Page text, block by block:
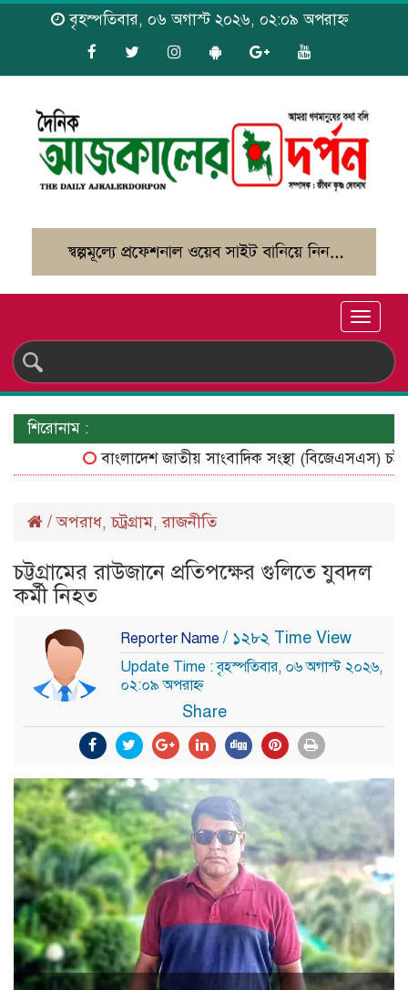
বৃহস্পতিবার, ০৬ অগাস্ট ২০২৬, ০২:০৯ অপরাহ্ন
Toggle
শিরোনাম :
বাংলাদেশ জাতীয় সাংবাদিক সংস্থা (বিজেএসএস)
/অপরাধ,চট্রগ্রাম,রাজনীতি
চট্টগ্রামের রাউজানে প্রতিপক্ষের গুলিতে যুবদল
কর্মী নিহত
Reporter Name / ১২৮২ Time View
Update Time : বৃহস্পতিবার, ০৬ অগাস্ট ২০২৬,
০২:০৯ অপরাহ্ন
Share